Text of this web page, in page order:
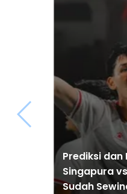
Prediksi
Singapura
Sudah